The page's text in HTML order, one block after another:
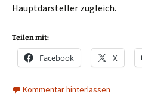
Hauptdarsteller zugleich.
Teilen mit:
Facebook X
Kommentar hinterlassen